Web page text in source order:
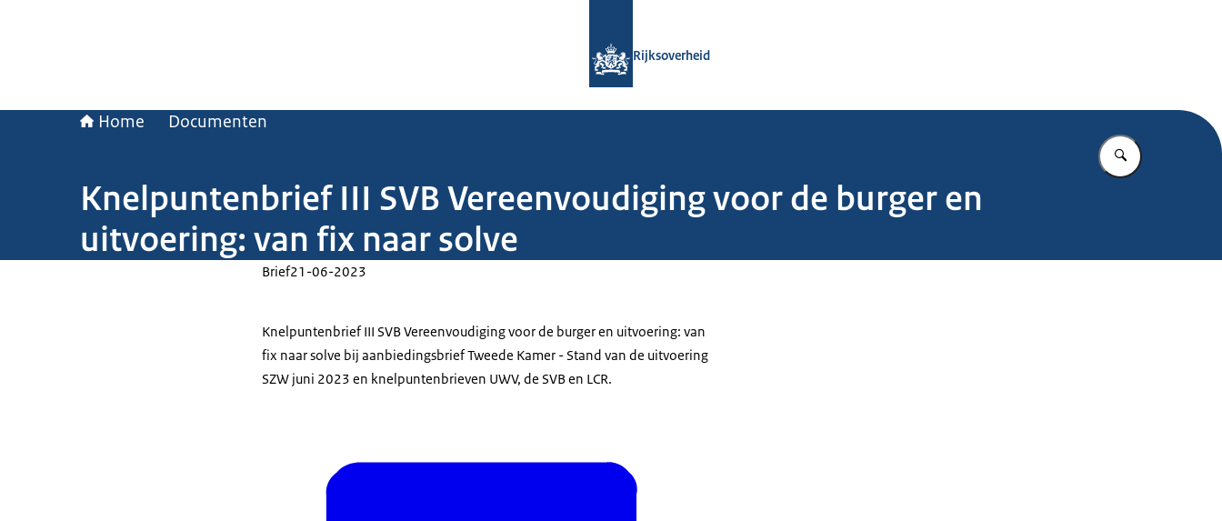
Rijksoverheid
Home Documenten
Vul in wat u
Knelpuntenbrief III SVB Vereenvoudiging voor de burger en
uitvoering: van fix naar solve
Brief21-06-2023
Knelpuntenbrief III SVB Vereenvoudiging voor de burger en uitvoering: van
fix naar solve bij aanbiedingsbrief Tweede Kamer - Stand van de uitvoering
SZW juni 2023 en knelpuntenbrieven UWV, de SVB en LCR.